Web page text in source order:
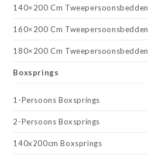
140×200 Cm Tweepersoonsbedden
160×200 Cm Tweepersoonsbedden
180×200 Cm Tweepersoonsbedden
Boxsprings
1-Persoons Boxsprings
2-Persoons Boxsprings
140x200cm Boxsprings